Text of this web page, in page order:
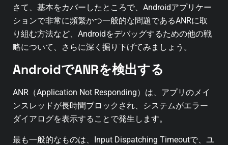
さて、基本をカバーしたところで、Androidアプリケー
ションで非常に頻繁かつ一般的な問題であるANRに取
り組む方法など、Androidをデバッグするための他の戦
略について、さらに深く掘り下げてみましょう。
AndroidでANRを検出する
ANR（Application Not Responding）は、アプリのメイ
ンスレッドが長時間ブロックされ、システムがエラー
ダイアログを表示することで発生します。
最も一般的なものは、Input Dispatching Timeoutで、ユ